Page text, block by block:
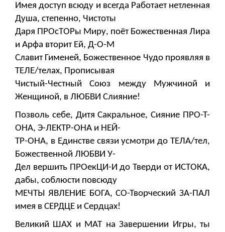
Имея доступ всюду и всегда Работает нетленная
Душа, степенно, Чистоты
Даря ПРОсТОРы Миру, поёт Божественная Лира
и Арфа вторит Ей, Д-О-М
Славит Гименей, Божественное Чудо проявляя в
ТЕЛЕ/телах, Прописывая
Чистый-Честный Союз между Мужчиной и
Женщиной, в ЛЮБВИ Слияние!
Позволь себе, Дитя Сакральное, Сияние ПРО-Т-
ОНА, Э-ЛЕКТР-ОНА и НЕЙ-
ТР-ОНА, в Единстве связи усмотри до ТЕЛА/тел,
Божественной ЛЮБВИ У-
Дел вершить ПРОекЦИ-И до Тверди от ИСТОКА,
дабы, соблюсти повсюду
МЕЧТЫ ЯВЛЕНИЕ БОГА, СО-Творческий ЗА-ПАЛ
имея в СЕРДЦЕ и Сердцах!
Великий ШАХ и МАТ на Завершении Игры, ты